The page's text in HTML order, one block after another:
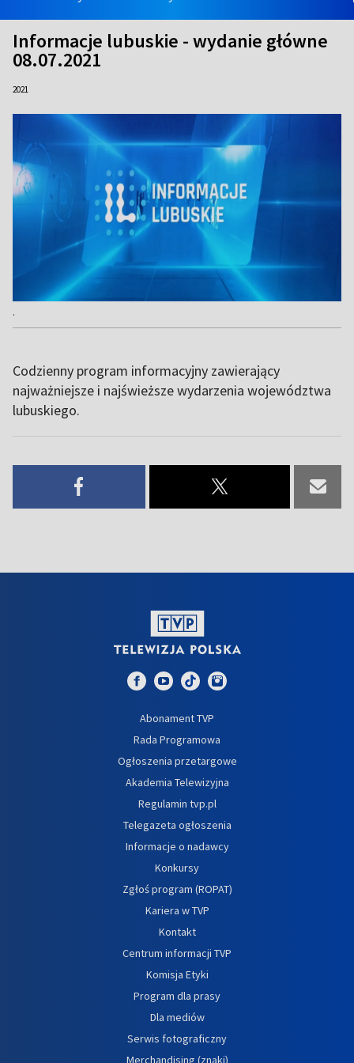
Informacje lubuskie - wydanie główne
08.07.2021
2021
.
Codzienny program informacyjny zawierający
najważniejsze i najświeższe wydarzenia województwa
lubuskiego.
Abonament TVP
Rada Programowa
Ogłoszenia przetargowe
Akademia Telewizyjna
Regulamin tvp.pl
Telegazeta ogłoszenia
Informacje o nadawcy
Konkursy
Zgłoś program (ROPAT)
Kariera w TVP
Kontakt
Centrum informacji TVP
Komisja Etyki
Program dla prasy
Dla mediów
Serwis fotograficzny
Merchandising (znaki)